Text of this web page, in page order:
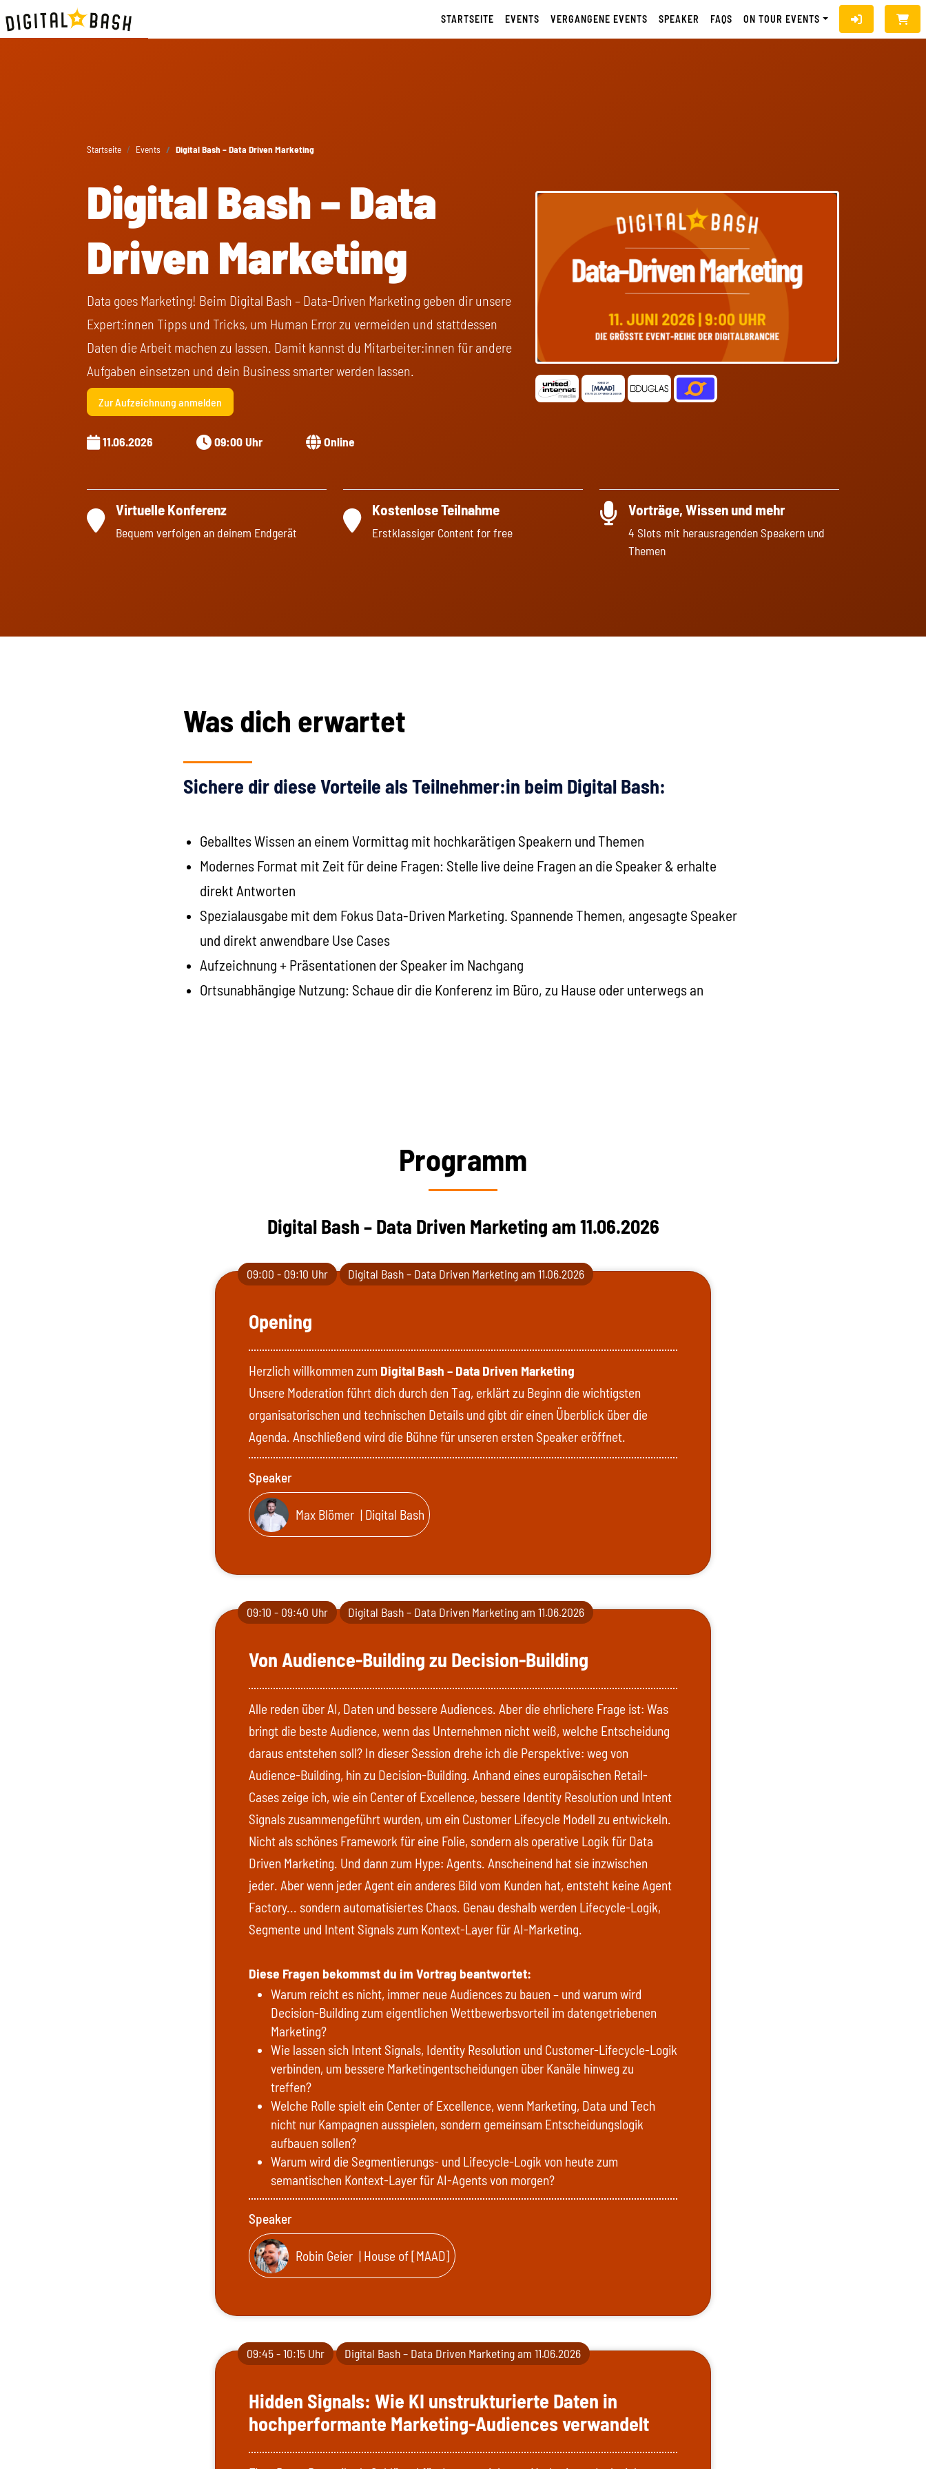
STARTSEITE EVENTS VERGANGENE EVENTS SPEAKER FAQS ON TOUR EVENTS
Startseite Events Digital Bash – Data Driven Marketing
Digital Bash – Data
Driven Marketing
Data goes Marketing! Beim Digital Bash – Data-Driven Marketing geben dir unsere
Expert:innen Tipps und Tricks, um Human Error zu vermeiden und stattdessen
Daten die Arbeit machen zu lassen. Damit kannst du Mitarbeiter:innen für andere
Aufgaben einsetzen und dein Business smarter werden lassen.
Zur Aufzeichnung anmelden
11.06.2026 09:00 Uhr Online
Virtuelle Konferenz
Bequem verfolgen an deinem Endgerät
Kostenlose Teilnahme
Erstklassiger Content for free
Vorträge, Wissen und mehr
4 Slots mit herausragenden Speakern und
Themen
Was dich erwartet
Sichere dir diese Vorteile als Teilnehmer:in beim Digital Bash:
Geballtes Wissen an einem Vormittag mit hochkarätigen Speakern und Themen
Modernes Format mit Zeit für deine Fragen: Stelle live deine Fragen an die Speaker & erhalte
direkt Antworten
Spezialausgabe mit dem Fokus Data-Driven Marketing. Spannende Themen, angesagte Speaker
und direkt anwendbare Use Cases
Aufzeichnung + Präsentationen der Speaker im Nachgang
Ortsunabhängige Nutzung: Schaue dir die Konferenz im Büro, zu Hause oder unterwegs an
Programm
Digital Bash – Data Driven Marketing am 11.06.2026
09:00 - 09:10 Uhr Digital Bash – Data Driven Marketing am 11.06.2026
Opening
Herzlich willkommen zum Digital Bash – Data Driven Marketing
Unsere Moderation führt dich durch den Tag, erklärt zu Beginn die wichtigsten
organisatorischen und technischen Details und gibt dir einen Überblick über die
Agenda. Anschließend wird die Bühne für unseren ersten Speaker eröffnet.
Speaker
Max Blömer | Digital Bash
09:10 - 09:40 Uhr Digital Bash – Data Driven Marketing am 11.06.2026
Von Audience-Building zu Decision-Building
Alle reden über AI, Daten und bessere Audiences. Aber die ehrlichere Frage ist: Was
bringt die beste Audience, wenn das Unternehmen nicht weiß, welche Entscheidung
daraus entstehen soll? In dieser Session drehe ich die Perspektive: weg von
Audience-Building, hin zu Decision-Building. Anhand eines europäischen Retail-
Cases zeige ich, wie ein Center of Excellence, bessere Identity Resolution und Intent
Signals zusammengeführt wurden, um ein Customer Lifecycle Modell zu entwickeln.
Nicht als schönes Framework für eine Folie, sondern als operative Logik für Data
Driven Marketing. Und dann zum Hype: Agents. Anscheinend hat sie inzwischen
jeder. Aber wenn jeder Agent ein anderes Bild vom Kunden hat, entsteht keine Agent
Factory... sondern automatisiertes Chaos. Genau deshalb werden Lifecycle-Logik,
Segmente und Intent Signals zum Kontext-Layer für AI-Marketing.
Diese Fragen bekommst du im Vortrag beantwortet:
Warum reicht es nicht, immer neue Audiences zu bauen – und warum wird
Decision-Building zum eigentlichen Wettbewerbsvorteil im datengetriebenen
Marketing?
Wie lassen sich Intent Signals, Identity Resolution und Customer-Lifecycle-Logik
verbinden, um bessere Marketingentscheidungen über Kanäle hinweg zu
treffen?
Welche Rolle spielt ein Center of Excellence, wenn Marketing, Data und Tech
nicht nur Kampagnen ausspielen, sondern gemeinsam Entscheidungslogik
aufbauen sollen?
Warum wird die Segmentierungs- und Lifecycle-Logik von heute zum
semantischen Kontext-Layer für AI-Agents von morgen?
Speaker
Robin Geier | House of [MAAD]
09:45 - 10:15 Uhr Digital Bash – Data Driven Marketing am 11.06.2026
Hidden Signals: Wie KI unstrukturierte Daten in
hochperformante Marketing-Audiences verwandelt